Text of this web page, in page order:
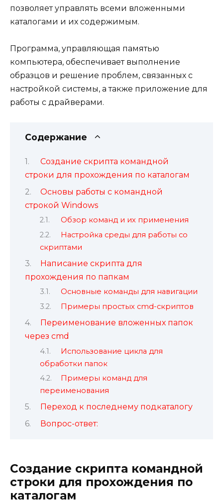
позволяет управлять всеми вложенными
каталогами и их содержимым.
Программа, управляющая памятью
компьютера, обеспечивает выполнение
образцов и решение проблем, связанных с
настройкой системы, а также приложение для
работы с драйверами.
Содержание
Создание скрипта командной
строки для прохождения по каталогам
Основы работы с командной
строкой Windows
Обзор команд и их применения
Настройка среды для работы со
скриптами
Написание скрипта для
прохождения по папкам
Основные команды для навигации
Примеры простых cmd-скриптов
Переименование вложенных папок
через cmd
Использование цикла для
обработки папок
Примеры команд для
переименования
Переход к последнему подкаталогу
Вопрос-ответ:
Создание скрипта командной
строки для прохождения по
каталогам